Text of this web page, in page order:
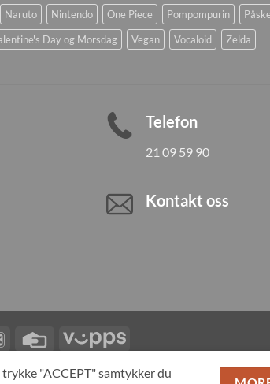
Naruto Nintendo One Piece Pompompurin
Day og Morsdag Vegan Vocaloid Zelda
Telefon
21 09 59 90
Kontakt oss
DanKort
Credit
Card
Vipps
MIN KONTO ALL PRODUCTS
"ACCEPT" samtykker du